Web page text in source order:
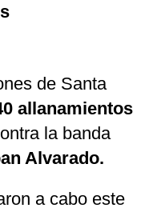
de Santa
allanamientos
la banda
Alvarado.
a cabo este